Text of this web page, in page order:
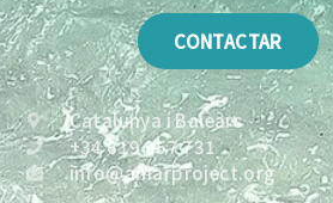
CONTACTAR
Catalunya i Balears
+34 619 957 731
info@amarproject.org